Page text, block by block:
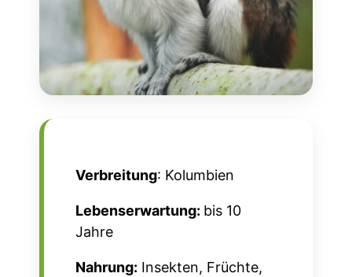
Verbreitung: Kolumbien
Lebenserwartung: bis 10
Jahre
Nahrung: Insekten, Früchte,